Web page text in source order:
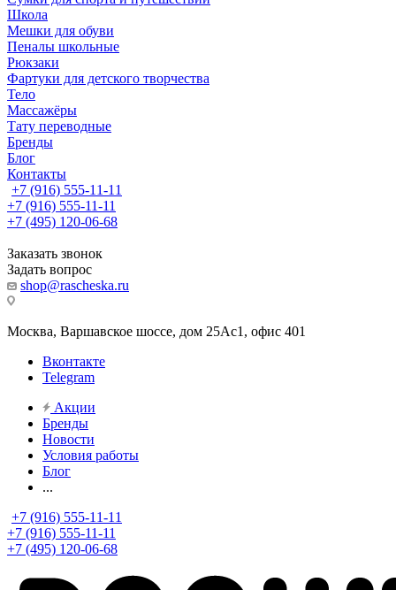
Школа
Мешки для обуви
Пеналы школьные
Рюкзаки
Фартуки для детского творчества
Тело
Массажёры
Тату переводные
Бренды
Блог
Контакты
+7 (916) 555-11-11
+7 (916) 555-11-11
+7 (495) 120-06-68
Заказать звонок
Задать вопрос
shop@rascheska.ru
Москва, Варшавское шоссе, дом 25Аc1, офис 401
Вконтакте
Telegram
Акции
Бренды
Новости
Условия работы
Блог
...
+7 (916) 555-11-11
+7 (916) 555-11-11
+7 (495) 120-06-68